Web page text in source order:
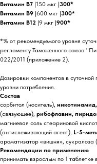
Витамин В7 |150 мкг |300*
Витамин В9 |600 мкг |300*
Витамин В12 |9 мкг |900*
*% от рекомендуемого уровня
регламенту Таможенного союза
022/2011 (приложение 2).
Дозировки компонентов в
уровни потребления.
Состав
сорбитол (носитель),
(связующее), рибофлавин,
магниевая соль стеариновой
(антислеживающий агент), L-5-
ароматизатор «вишня», сукралоза
Рекомендации по применению
принимать взрослым по 1 таблетке